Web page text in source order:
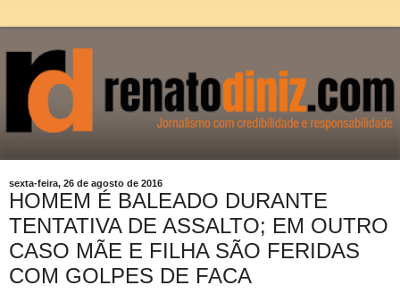
sexta-feira, 26 de agosto de 2016
HOMEM É BALEADO DURANTE
TENTATIVA DE ASSALTO; EM OUTRO
CASO MÃE E FILHA SÃO FERIDAS
COM GOLPES DE FACA